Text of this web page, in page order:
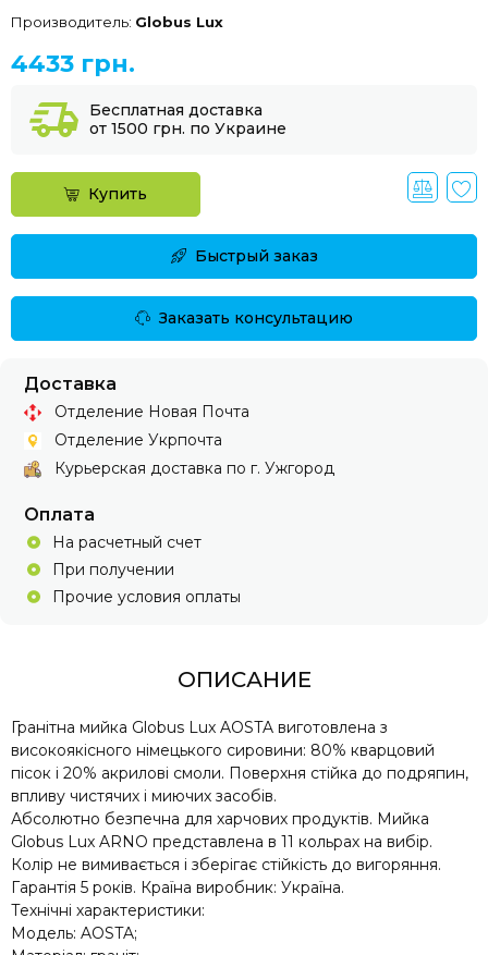
Производитель: Globus Lux
4433 грн.
Бесплатная доставка
от 1500 грн. по Украине
Купить
Быстрый заказ
Заказать консультацию
Доставка
Отделение Новая Почта
Отделение Укрпочта
Курьерская доставка по г. Ужгород
Оплата
На расчетный счет
При получении
Прочие условия оплаты
ОПИСАНИЕ
Гранітна мийка Globus Lux AOSTA виготовлена ​​з
високоякісного німецького сировини: 80% кварцовий
пісок і 20% акрилові смоли. Поверхня стійка до подряпин,
впливу чистячих і миючих засобів.
Абсолютно безпечна для харчових продуктів. Мийка
Globus Lux ARNO представлена ​​в 11 кольрах на вибір.
Колір не вимивається і зберігає стійкість до вигоряння.
Гарантія 5 років. Країна виробник: Україна.
Технічні характеристики:
Модель: AOSTA;